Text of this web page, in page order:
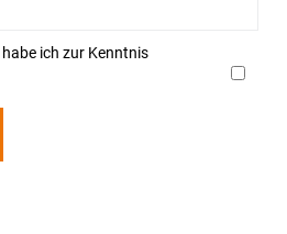
habe ich zur Kenntnis